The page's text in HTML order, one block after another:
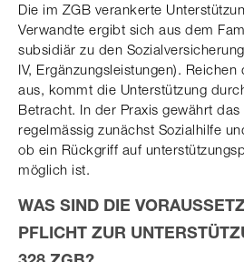
Die im ZGB verankerte
Verwandte ergibt sich aus dem
subsidiär zu den
IV, Ergänzungsleistungen).
aus, kommt die Unterstützung
Betracht. In der Praxis gewährt
regelmässig zunächst Sozialhilfe
ob ein Rückgriff auf
möglich ist.
WAS SIND DIE
PFLICHT ZUR